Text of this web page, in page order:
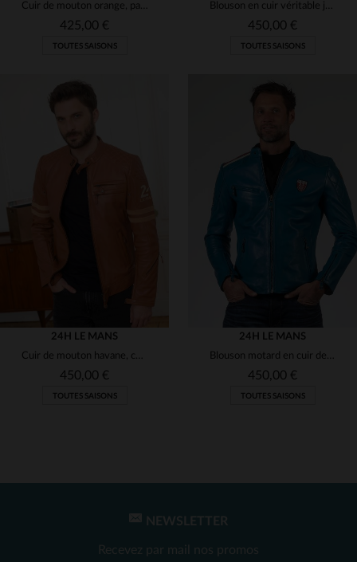
Cuir de mouton orange, patchs et style racér, hommage aux 24h du Mans.
425,00 €
TOUTES SAISONS
TAILLES DISPONIBLES
Blouson en cuir véritable jaune 24h du mans 1923
450,00 €
TOUTES SAISONS
TAILLES DISPONIBLES
24H LE MANS
Cuir de mouton havane, coupe regular et style motard.
450,00 €
TOUTES SAISONS
TAILLES DISPONIBLES
24H LE MANS
Blouson motard en cuir de mouton bleu, col relevé et détails sportifs.
450,00 €
TOUTES SAISONS
NEWSLETTER
Recevez par mail nos promos